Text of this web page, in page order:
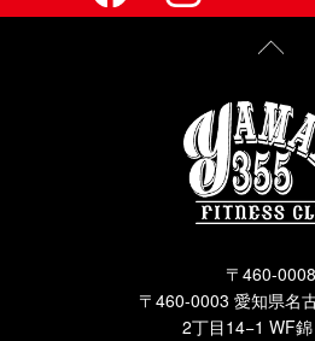
〒460-0008
〒460-0003 愛知県名
2丁目14−1 WF